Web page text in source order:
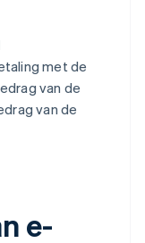
met de
van de
van de
e-